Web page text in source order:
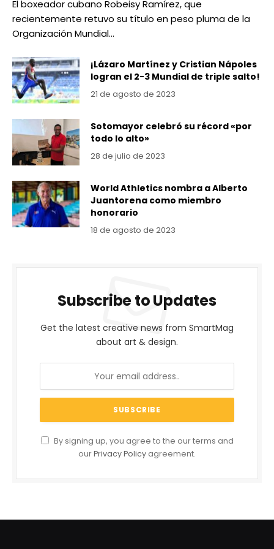
El boxeador cubano Robeisy Ramírez, que
recientemente retuvo su título en peso pluma de la
Organización Mundial…
¡Lázaro Martínez y Cristian Nápoles
logran el 2-3 Mundial de triple salto!
21 de agosto de 2023
Sotomayor celebró su récord «por
todo lo alto»
28 de julio de 2023
World Athletics nombra a Alberto
Juantorena como miembro
honorario
18 de agosto de 2023
Subscribe to Updates
Get the latest creative news from SmartMag
about art & design.
By signing up, you agree to the our terms and
ourPrivacy Policy agreement.